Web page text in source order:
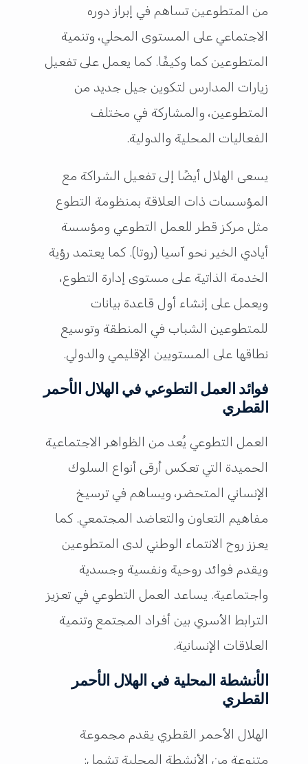
من المتطوعين تساهم في إبراز دوره
الاجتماعي على المستوى المحلي، وتنمية
المتطوعين كما وكيفًا. كما يعمل على تفعيل
زيارات المدارس لتكوين جيل جديد من
المتطوعين، والمشاركة في مختلف
الفعاليات المحلية والدولية.
يسعى الهلال أيضًا إلى تفعيل الشراكة مع
المؤسسات ذات العلاقة بمنظومة التطوع
مثل مركز قطر للعمل التطوعي ومؤسسة
أيادي الخير نحو آسيا (روتا). كما يعتمد رؤية
الخدمة الذاتية على مستوى إدارة التطوع،
ويعمل على إنشاء أول قاعدة بيانات
للمتطوعين الشباب في المنطقة وتوسيع
نطاقها على المستويين الإقليمي والدولي.
فوائد العمل التطوعي في الهلال الأحمر
القطري
العمل التطوعي يُعد من الظواهر الاجتماعية
الحميدة التي تعكس أرقى أنواع السلوك
الإنساني المتحضر، ويساهم في ترسيخ
مفاهيم التعاون والتعاضد المجتمعي. كما
يعزز روح الانتماء الوطني لدى المتطوعين
ويقدم فوائد روحية ونفسية وجسدية
واجتماعية. يساعد العمل التطوعي في تعزيز
الترابط الأسري بين أفراد المجتمع وتنمية
العلاقات الإنسانية.
الأنشطة المحلية في الهلال الأحمر
القطري
الهلال الأحمر القطري يقدم مجموعة
متنوعة من الأنشطة المحلية تشمل: